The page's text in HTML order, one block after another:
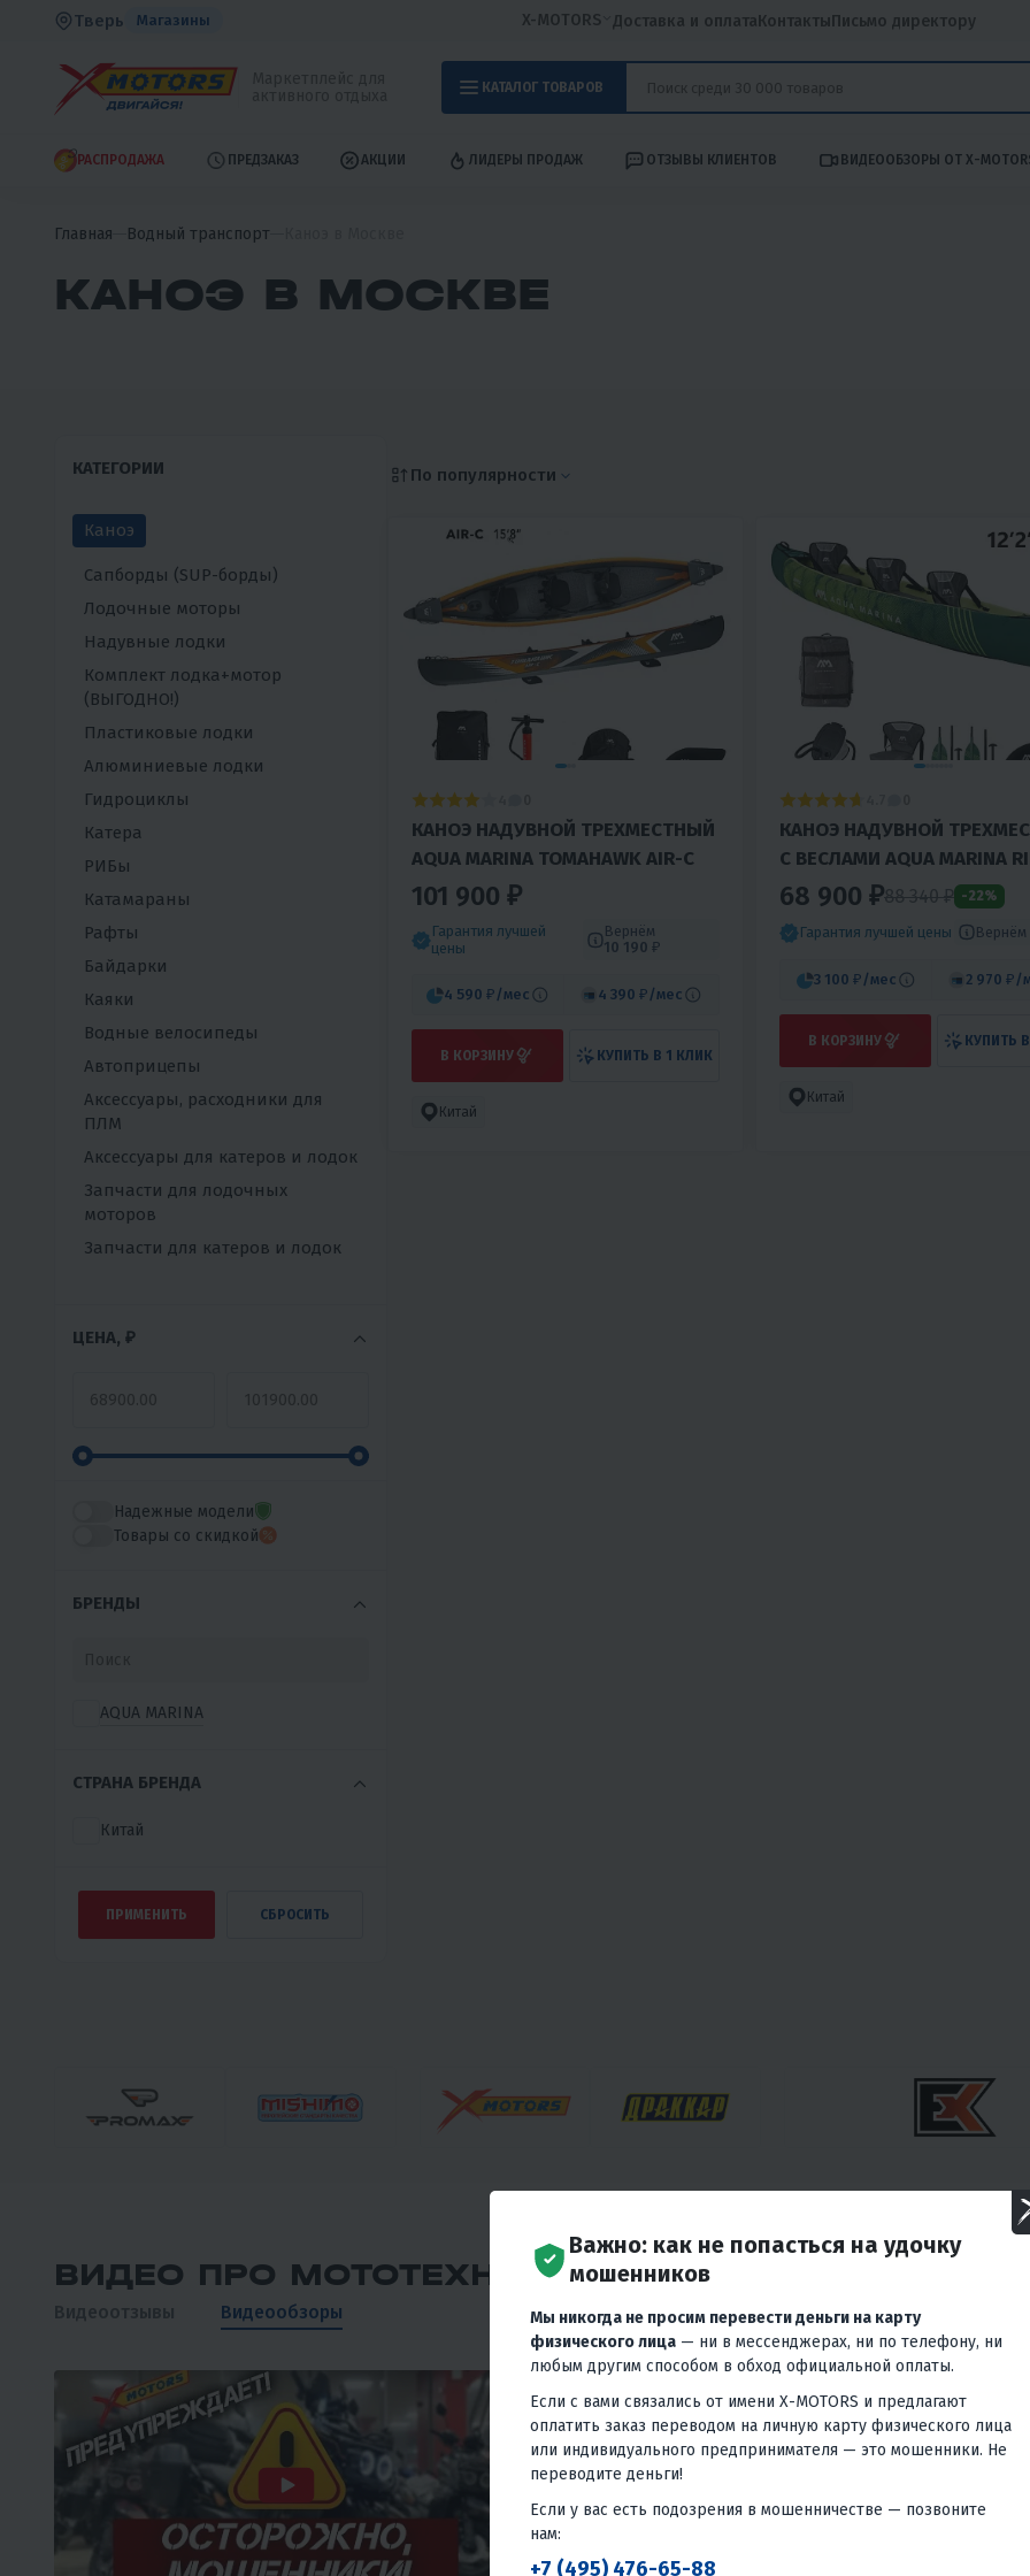
Тверь Магазины X-MOTORS Доставка и оплатаКонтактыПисьмо директору
КАТАЛОГ ТОВАРОВ
РАСПРОДАЖА ПРЕДЗАКАЗ АКЦИИ ЛИДЕРЫ ПРОДАЖ ОТЗЫВЫ КЛИЕНТОВ ВИДЕООБЗОРЫ ОТ X-
Главная Водный транспорт
КАНОЭ В МОСКВЕ
КАТЕГОРИИ
Каноэ
Сапборды (SUP-борды)
Лодочные моторы
Надувные лодки
Комплект лодка+мотор
(ВЫГОДНО!)
Пластиковые лодки
Алюминиевые лодки
Гидроциклы
Катера
РИБы
Катамараны
Рафты
Байдарки
Каяки
Водные велосипеды
Автоприцепы
Аксессуары, расходники для
ПЛМ
Аксессуары для катеров и лодок
Запчасти для лодочных
моторов
Запчасти для катеров и лодок
ЦЕНА, ₽
Надежные модели
Товары со скидкой
БРЕНДЫ
AQUA MARINA
СТРАНА БРЕНДА
Китай
По популярности
КАНОЭ НАДУВНОЙ ТРЕХМЕСТНЫЙ
AQUA MARINA TOMAHAWK AIR-C
101 900 ₽
Гарантия лучшей
цены
Вернём
10 190 ₽
4 590 ₽ /мес 4 390 ₽ /мес
В КОРЗИНУ КУПИТЬ В 1 КЛИК
Китай
КАНОЭ НАДУВНОЙ
С ВЕСЛАМИ AQUA MARINA
370
68 900 ₽88 340 ₽ -22%
Гарантия лучшей цены Вернём
3 100 ₽ /мес 2 970 ₽ /
В КОРЗИНУ КУПИТЬ
Китай
ВИДЕО ПРО МОТОТЕХНИКУ
Видеоотзывы Видеообзоры
Важно: как не попасться на удочку
мошенников
Мы никогда не просим перевести деньги на карту
физического лица — ни в мессенджерах, ни по телефону, ни
любым другим способом в обход официальной оплаты.
Если с вами связались от имени X-MOTORS и предлагают
оплатить заказ переводом на личную карту физического лица
или индивидуального предпринимателя — это мошенники. Не
переводите деньги!
Если у вас есть подозрения в мошенничестве — позвоните
нам:
+7 (495) 476-65-88